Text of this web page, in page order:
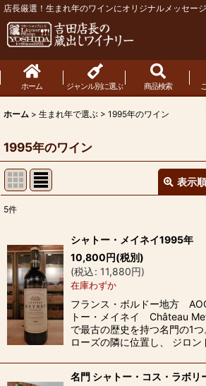
店長厳選！生まれ年のワインにオリジナルメッセー
ホーム ジャンル別に選ぶ 商品検索
ホーム > 生まれ年で選ぶ > 1995年のワイン
1995年のワイン
表示
並び順 :
絞り込む
5件
シャトー・メイネイ1995年
10,800円(税別)
(税込: 11,880円)
在庫わずか
フランス・ボルドー地方
トー・メイネイ Château
で最古の歴史を持つ名門の1
ローズの隣に位置し、 ジロ
名門 シャトー・コス・ラボリ